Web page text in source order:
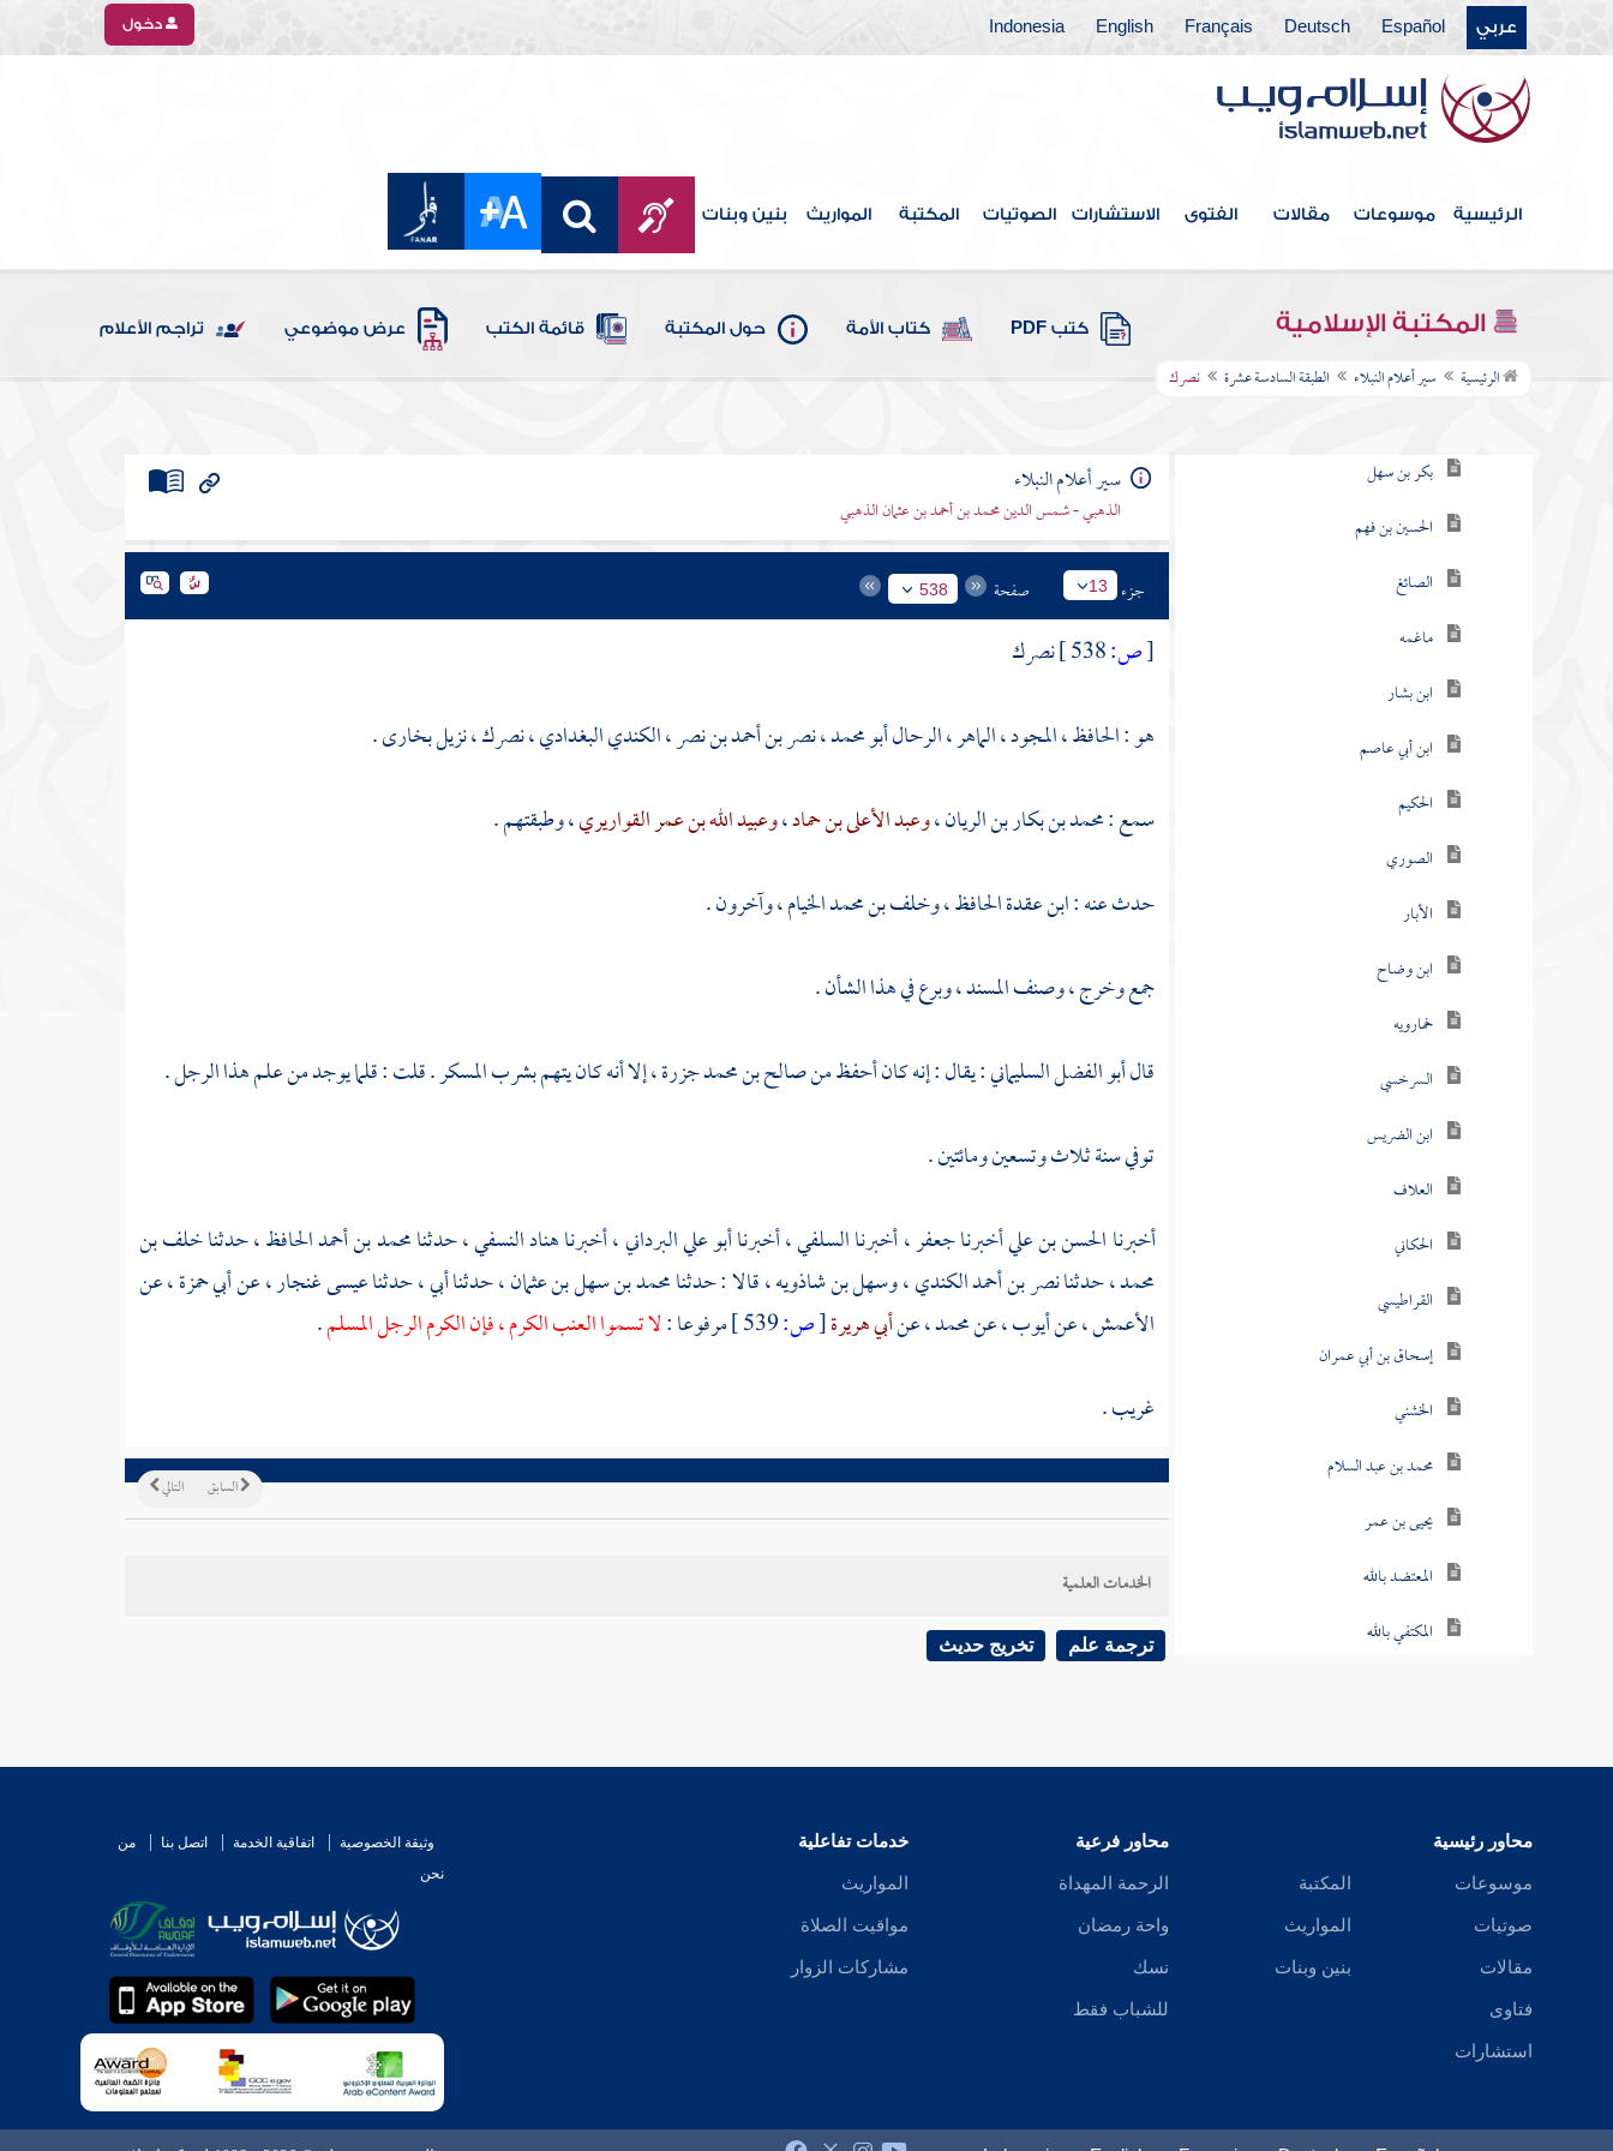
عربي Español
Deutsch
Français
English
Indonesia دخول
الرئيسية موسوعات مقالات الفتوى الاستشارات الصوتيات المكتبة المواريث بنين وبنات
المكتبة الإسلامية كتب PDF كتاب الأمة حول المكتبة قائمة الكتب عرض موضوعي تراجم الأعلام
الرئيسية سير أعلام النبلاء الطبقة السادسة عشرة نصرك
الطبقة العاشرة
الطبقة الحادية عشرة
الطبقة الثانية عشرة
الطبقة الثالثة عشر
الطبقة الرابعة عشر
الطبقة الخامسة عشر
الطبقة السادسة عشرة
بكر بن سهل
الحسين بن فهم
الصائغ
ماغمه
ابن بشار
ابن أبي عاصم
الحكيم
الصوري
الأبار
ابن وضاح
خمارويه
السرخسي
ابن الضريس
العلاف
الحكاني
القراطيسي
إسحاق بن أبي عمران
الخشني
محمد بن عبد السلام
يحيى بن عمر
المعتضد بالله
المكتفي بالله
إسماعيل بن إسحاق الثقفي السراج
محمد بن محمد بن رجاء
سير أعلام النبلاء
الذهبي - شمس الدين محمد بن أحمد بن عثمان الذهبي
جزء 13 صفحة 538
[ص:
نصرك
هو : الحافظ ، المجود ، الماهر ، الرحالأبو محمد ، نصر بن أحمد بن نصر، الكندي البغدادي ، نصرك ، نزيلبخارى.
سمع :محمد بن بكار بن الريان،وعبد الأعلى بن حماد،وعبيد الله بن عمر القواريري، وطبقتهم .
حدث عنه :ابن عقدة الحافظ،وخلف بن محمد الخيام، وآخرون .
جمع وخرج ، وصنف المسند ، وبرع في هذا الشأن .
قالأبو الفضل السليماني: يقال : إنه كان أحفظ منصالح بن محمد جزرة، إلا أنه كان يتهم بشرب المسكر . قلت : قلما يوجد من علم هذا الرجل .
توفي سنة ثلاث وتسعين ومائتين .
أخبرناالحسن بن عليأخبرناجعفر، أخبرناالسلفي، أخبرناأبو علي البرداني، أخبرناهناد النسفي، حدثنامحمد بن أحمد الحافظ، حدثناخلف بن
محمد، حدثنانصر بن أحمد الكندي،وسهل بن شاذويه، قالا : حدثنامحمد بن سهل بن عثمان، حدثنا أبي ، حدثناعيسى غنجار، عنأبي حمزة، عن
الأعمش، عنأيوب، عنمحمد، عنأبي هريرة[ص: مرفوعا :لا تسموا العنب الكرم ، فإن الكرم الرجل المسلم.
غريب .
التالي السابق
الخدمات العلمية
ترجمة علم تخريج حديث
محاور رئيسية
موسوعات
صوتيات
مقالات
فتاوى
استشارات
المكتبة
المواريث
بنين وبنات
محاور فرعية
الرحمة المهداة
واحة رمضان
نسك
للشباب فقط
خدمات تفاعلية
المواريث
مواقيت الصلاة
مشاركات الزوار
وثيقة الخصوصية اتفاقية الخدمة اتصل بنا
من
نحن